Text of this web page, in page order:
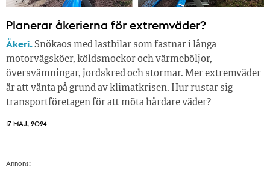
Planerar åkerierna för extremväder?
Åkeri.Snökaos med lastbilar som fastnar i långa
motorvägsköer, köldsmockor och värmeböljor,
översvämningar, jordskred och stormar. Mer extremväder
är att vänta på grund av klimatkrisen. Hur rustar sig
transportföretagen för att möta hårdare väder?
17 MAJ, 2024
Annons: